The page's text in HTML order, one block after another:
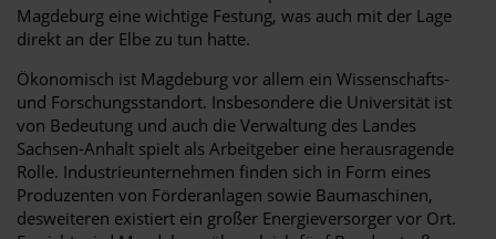
Magdeburg eine wichtige Festung, was auch mit der Lage
direkt an der Elbe zu tun hatte.
Ökonomisch ist Magdeburg vor allem ein Wissenschafts-
und Forschungsstandort. Insbesondere die Universität ist
von Bedeutung und auch die Verwaltung des Landes
Sachsen-Anhalt spielt als Arbeitgeber eine herausragende
Rolle. Industrieunternehmen finden sich in Form eines
Produzenten von Förderanlagen sowie Baumaschinen,
desweiteren existiert ein großer Energieversorger vor Ort.